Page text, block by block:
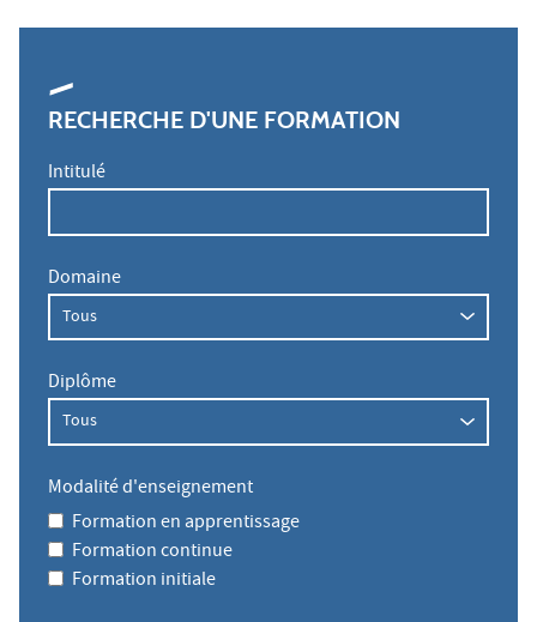
RECHERCHE D'UNE FORMATION
Intitulé
Domaine
Diplôme
Modalité d'enseignement
Formation en apprentissage
Formation continue
Formation initiale